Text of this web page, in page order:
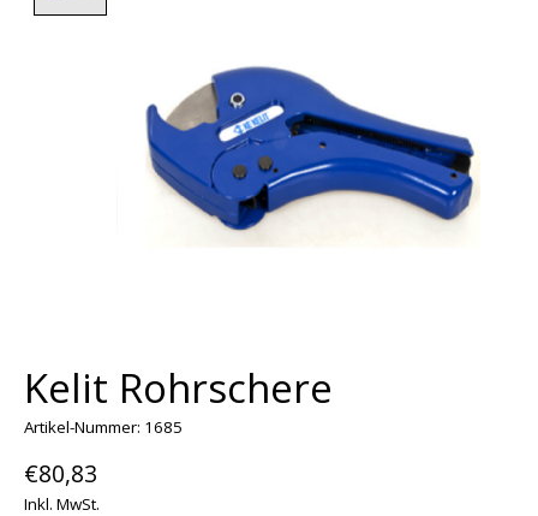
Kelit Rohrschere
Artikel-Nummer: 1685
€80,83
Inkl. MwSt.